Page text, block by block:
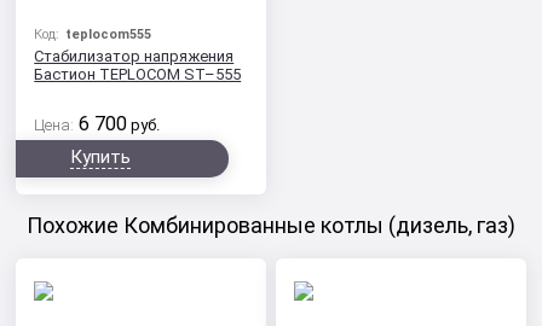
Код: teplocom555
Стабилизатор напряжения
Бастион TEPLOCOM ST–555
Цена: 6 700 руб.
Купить
Похожие Комбинированные котлы (дизель, газ)